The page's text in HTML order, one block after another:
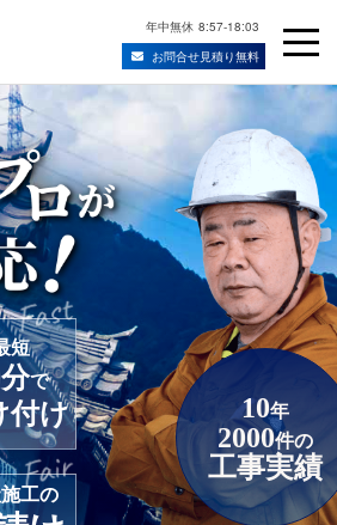
年中無休 8:57-18:03
お問合せ見積り無料
・雨漏り修理業者
短
で
付け
工の
10年
2000件の
工事実績